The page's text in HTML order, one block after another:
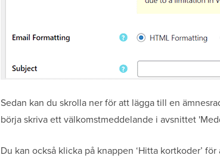
Sedan kan du skrolla ner för att lägga till en
börja skriva ett välkomstmeddelande i avsnittet
Du kan också klicka på knappen ‘Hitta kortkoder’